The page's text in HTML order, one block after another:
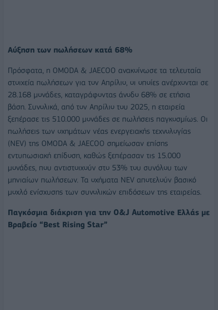
Αύξηση των πωλήσεων κατά 68%
Πρόσφατα, η OMODA & JAECOO ανακοίνωσε τα τελευταία
στοιχεία πωλήσεων για τον Απρίλιο, οι οποίες ανέρχονται σε
28.168 μονάδες, καταγράφοντας άνοδο 68% σε ετήσια
βάση. Συνολικά, από τον Απρίλιο του 2025, η εταιρεία
ξεπέρασε τις 510.000 μονάδες σε πωλήσεις παγκοσμίως. Οι
πωλήσεις των οχημάτων νέας ενεργειακής τεχνολογίας
(NEV) της OMODA & JAECOO σημείωσαν επίσης
εντυπωσιακή επίδοση, καθώς ξεπέρασαν τις 15.000
μονάδες, που αντιστοιχούν στο 53% του συνόλου των
μηνιαίων πωλήσεων. Τα οχήματα NEV αποτελούν βασικό
μοχλό ενίσχυσης των συνολικών επιδόσεων της εταιρείας.
Παγκόσμια διάκριση για την O&J Automotive Ελλάς με
Βραβείο “Best Rising Star”